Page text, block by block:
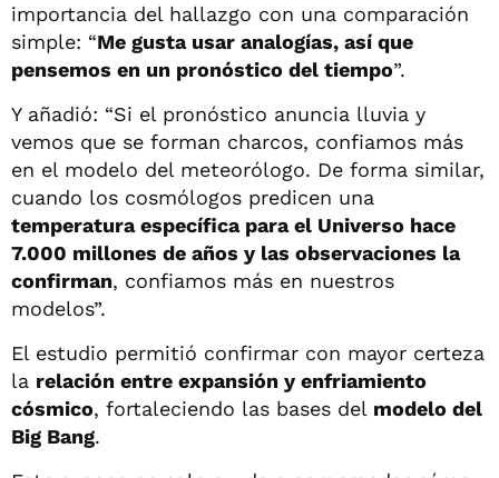
importancia del hallazgo con una comparación
simple: “Me gusta usar analogías, así que
pensemos en un pronóstico del tiempo”.
Y añadió: “Si el pronóstico anuncia lluvia y
vemos que se forman charcos, confiamos más
en el modelo del meteorólogo. De forma similar,
cuando los cosmólogos predicen una
temperatura específica para el Universo hace
7.000 millones de años y las observaciones la
confirman, confiamos más en nuestros
modelos”.
El estudio permitió confirmar con mayor certeza
la relación entre expansión y enfriamiento
cósmico, fortaleciendo las bases del modelo del
Big Bang.